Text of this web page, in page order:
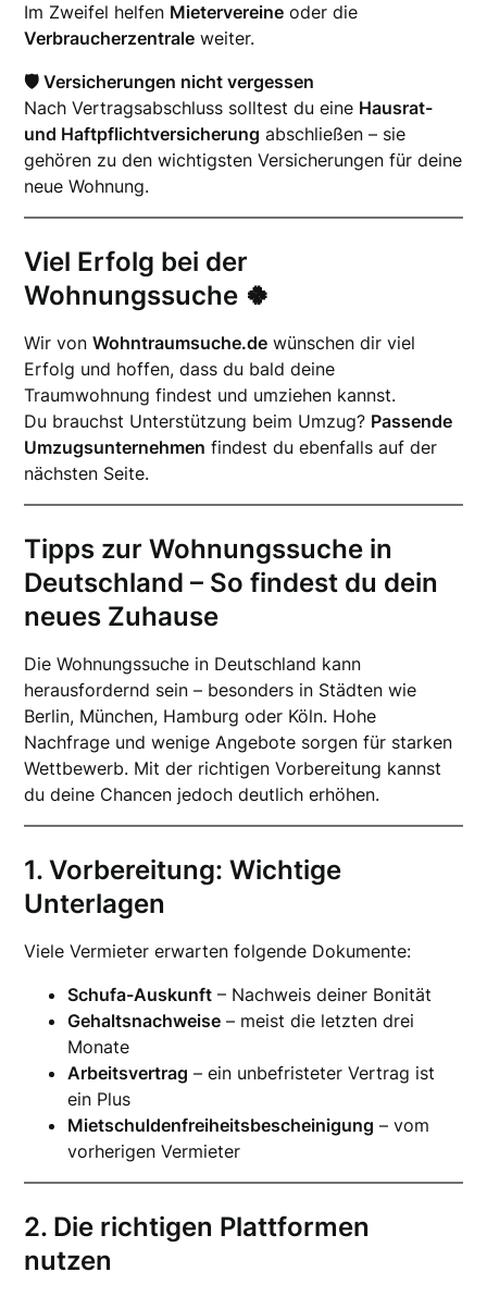
Im Zweifel helfen Mietervereine oder die
Verbraucherzentrale weiter.
🛡️ Versicherungen nicht vergessen
Nach Vertragsabschluss solltest du eine Hausrat-
und Haftpflichtversicherung abschließen – sie
gehören zu den wichtigsten Versicherungen für deine
neue Wohnung.
Viel Erfolg bei der
Wohnungssuche 🍀
Wir vonWohntraumsuche.de wünschen dir viel
Erfolg und hoffen, dass du bald deine
Traumwohnung findest und umziehen kannst.
Du brauchst Unterstützung beim Umzug? Passende
Umzugsunternehmen findest du ebenfalls auf der
nächsten Seite.
Tipps zur Wohnungssuche in
Deutschland – So findest du dein
neues Zuhause
Die Wohnungssuche in Deutschland kann
herausfordernd sein – besonders in Städten wie
Berlin, München, Hamburg oder Köln. Hohe
Nachfrage und wenige Angebote sorgen für starken
Wettbewerb. Mit der richtigen Vorbereitung kannst
du deine Chancen jedoch deutlich erhöhen.
1. Vorbereitung: Wichtige
Unterlagen
Viele Vermieter erwarten folgende Dokumente:
Schufa-Auskunft – Nachweis deiner Bonität
Gehaltsnachweise – meist die letzten drei
Monate
Arbeitsvertrag – ein unbefristeter Vertrag ist
ein Plus
Mietschuldenfreiheitsbescheinigung – vom
vorherigen Vermieter
2. Die richtigen Plattformen
nutzen